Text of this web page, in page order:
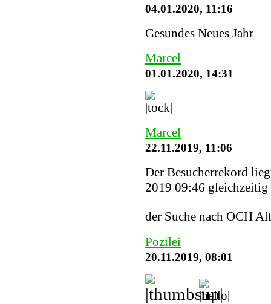
04.01.2020, 11:16
Gesundes Neues Jahr
Marcel
01.01.2020, 14:31
Marcel
22.11.2019, 11:06
Der Besucherrekord
2019 09:46
der Suche nach OCH
Pozilei
20.11.2019, 08:01